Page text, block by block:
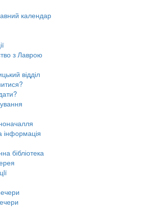
календар
з Лаврою
відділ
інформація
бібліотека